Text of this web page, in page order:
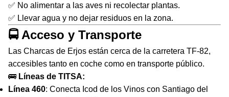
✅ No alimentar a las aves ni recolectar plantas.
✅ Llevar agua y no dejar residuos en la zona.
🚍 Acceso y Transporte
Las Charcas de Erjos están cerca de la carretera TF-82,
accesibles tanto en coche como en transporte público.
🚌 Líneas de TITSA:
Línea 460: Conecta Icod de los Vinos con Santiago del